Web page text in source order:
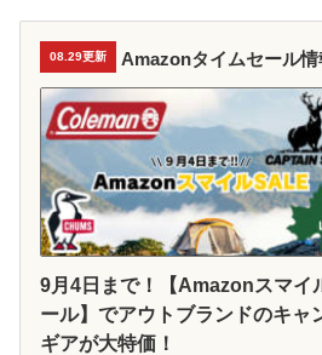
08.29更新 Amazonタイムセール情
9月4日まで！【Amazonスマイ
ール】でアウトブランドのキャ
ギアが大特価！